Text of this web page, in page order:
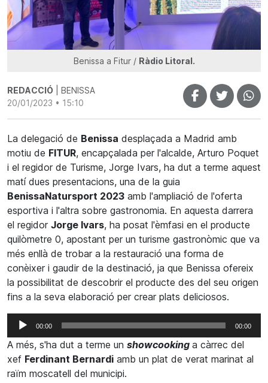
Benissa a Fitur / Ràdio Litoral.
REDACCIÓ | BENISSA
20/01/2023 • 15:10
La delegació de Benissa desplaçada a Madrid amb
motiu de FITUR, encapçalada per l'alcalde, Arturo Poquet
i el regidor de Turisme, Jorge Ivars, ha dut a terme aquest
matí dues presentacions, una de la guia
BenissaNatursport 2023 amb l'ampliació de l'oferta
esportiva i l'altra sobre gastronomia. En aquesta darrera
el regidor Jorge Ivars, ha posat l'èmfasi en el producte
quilòmetre 0, apostant per un turisme gastronòmic que va
més enllà de trobar a la restauració una forma de
conèixer i gaudir de la destinació, ja que Benissa ofereix
la possibilitat de descobrir el producte des del seu origen
fins a la seva elaboració per crear plats deliciosos.
Reproductor
00:00 00:00
A més, s'ha dut a terme un showcooking a càrrec del
xef Ferdinant Bernardi amb un plat de verat marinat al
raïm moscatell del municipi.